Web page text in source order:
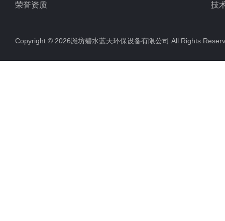
荣誉资质 技
Copyright © 2026潍坊碧水蓝天环保设备有限公司 All Rights